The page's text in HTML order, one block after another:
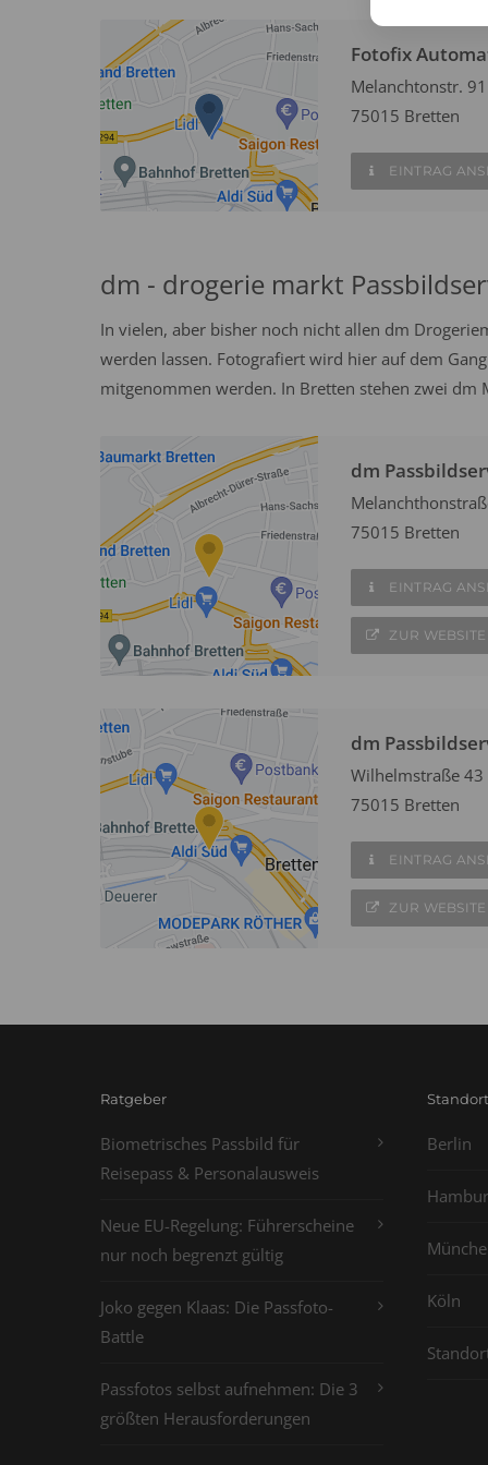
Fotofix
Melanchtonstr. 91
75015 Bretten
EINTRAG
dm - drogerie markt
In vielen, aber bisher noch nicht allen dm
werden lassen. Fotografiert wird hier auf dem
mitgenommen werden. In Bretten stehen zwei dm
dm
75015 Bretten
EINTRAG
ZUR WEBSITE
dm
Wilhelmstraße 43
75015 Bretten
EINTRAG
ZUR WEBSITE
Ratgeber
Biometrisches Passbild für
Reisepass & Personalausweis
Neue EU-Regelung: Führerscheine
nur noch begrenzt gültig
Joko gegen Klaas: Die Passfoto-
Battle
Passfotos selbst aufnehmen: Die 3
größten Herausforderungen
Berlin
Köln